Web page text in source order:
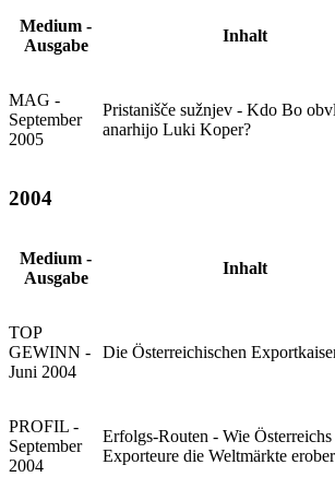
Medium -
Ausgabe
Inhalt
MAG -
September
2005
Pristanišče sužnjev - Kdo Bo
anarhijo Luki Koper?
2004
Medium -
Ausgabe
Inhalt
TOP
GEWINN -
Juni 2004
Die Österreichischen
PROFIL -
September
2004
Erfolgs-Routen - Wie Österreichs
Exporteure die Weltmärkte